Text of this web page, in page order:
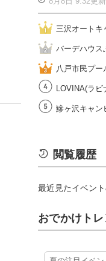
三沢オートキ
バーデハウス
八戸市民プー
LOVINA(ラ
鰺ヶ沢キャン
閲覧履歴
最近見たイベン
おでかけトレ